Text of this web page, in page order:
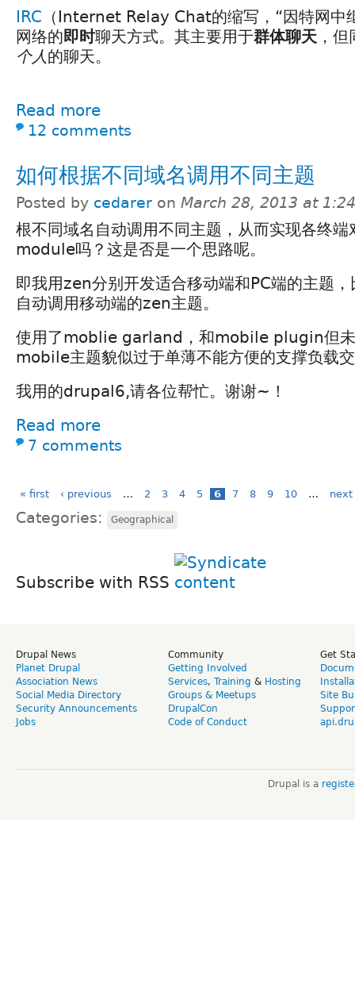
IRC （Internet Relay Chat的缩写，“因特网中
网络的即时聊天方式。其主要用于群体聊天 ，
个人的聊天。
Read more
12 comments
如何根据不同域名调用不同主题
Posted by cedarer on March 28, 2013 at
根不同域名自动调用不同主题，从而实现各终
module吗？这是否是一个思路呢。
即我用zen分别开发适合移动端和PC端的主题
自动调用移动端的zen主题。
使用了moblie garland，和mobile plugin但未
mobile主题貌似过于单薄不能方便的支撑负载
我用的drupal6,请各位帮忙。谢谢~！
Read more
7 comments
« first ‹ previous … 2 3 4 5 6 7 8 9 10 … next
Categories: Geographical
Subscribe with RSS
Drupal News
Planet Drupal
Association News
Social Media Directory
Security Announcements
Jobs
Community
Getting Involved
Services, Training & Hosting
Groups & Meetups
DrupalCon
Code of Conduct
Get
Site
Drupal is a